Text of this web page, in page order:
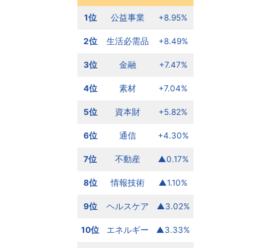
1位 公益事業 +8.95%
2位 生活必需品 +8.49%
3位 金融 +7.47%
4位 素材 +7.04%
5位 資本財 +5.82%
6位 通信 +4.30%
7位 不動産 ▲0.17%
8位 情報技術 ▲1.10%
9位 ヘルスケア ▲3.02%
10位 エネルギー ▲3.33%